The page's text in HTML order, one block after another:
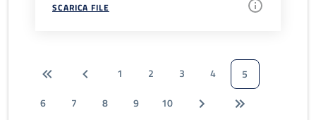
SCARICA FILE
1 2 3 4
5
6
7 8 9 10